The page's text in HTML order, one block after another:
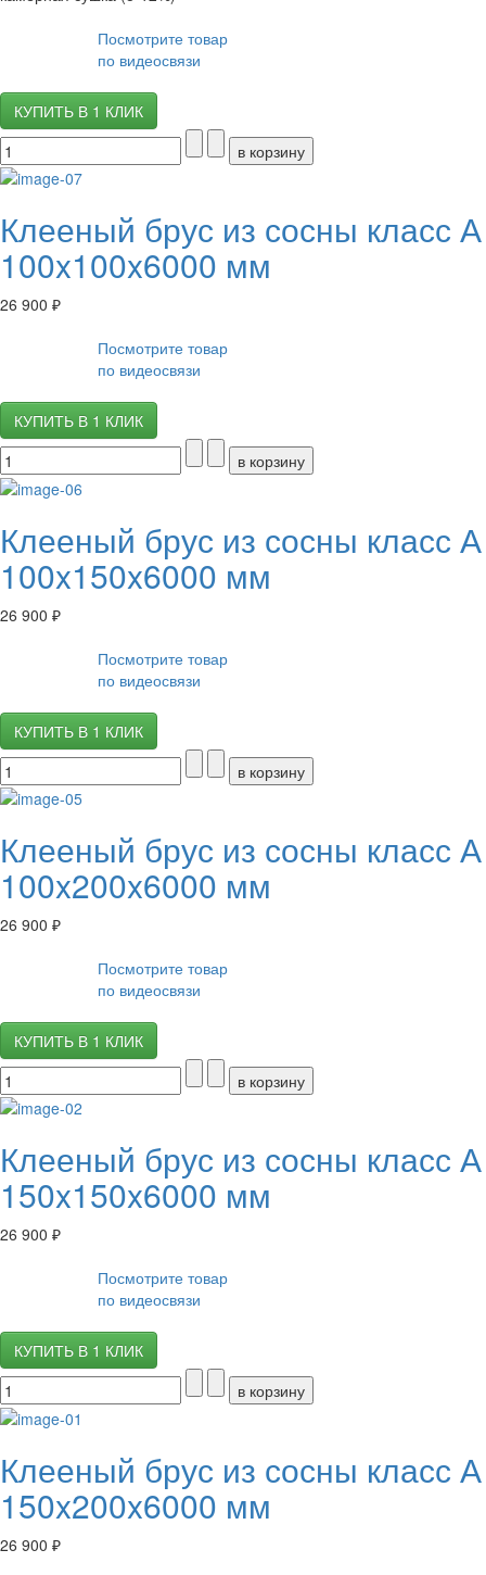
Посмотрите товар
по видеосвязи
КУПИТЬ В 1 КЛИК
Клееный брус из сосны класс А
100x100x6000 мм
26 900 ₽
Посмотрите товар
по видеосвязи
КУПИТЬ В 1 КЛИК
Клееный брус из сосны класс А
100x150x6000 мм
26 900 ₽
Посмотрите товар
по видеосвязи
КУПИТЬ В 1 КЛИК
Клееный брус из сосны класс А
100x200x6000 мм
26 900 ₽
Посмотрите товар
по видеосвязи
КУПИТЬ В 1 КЛИК
Клееный брус из сосны класс А
150x150x6000 мм
26 900 ₽
Посмотрите товар
по видеосвязи
КУПИТЬ В 1 КЛИК
Клееный брус из сосны класс А
150x200x6000 мм
26 900 ₽